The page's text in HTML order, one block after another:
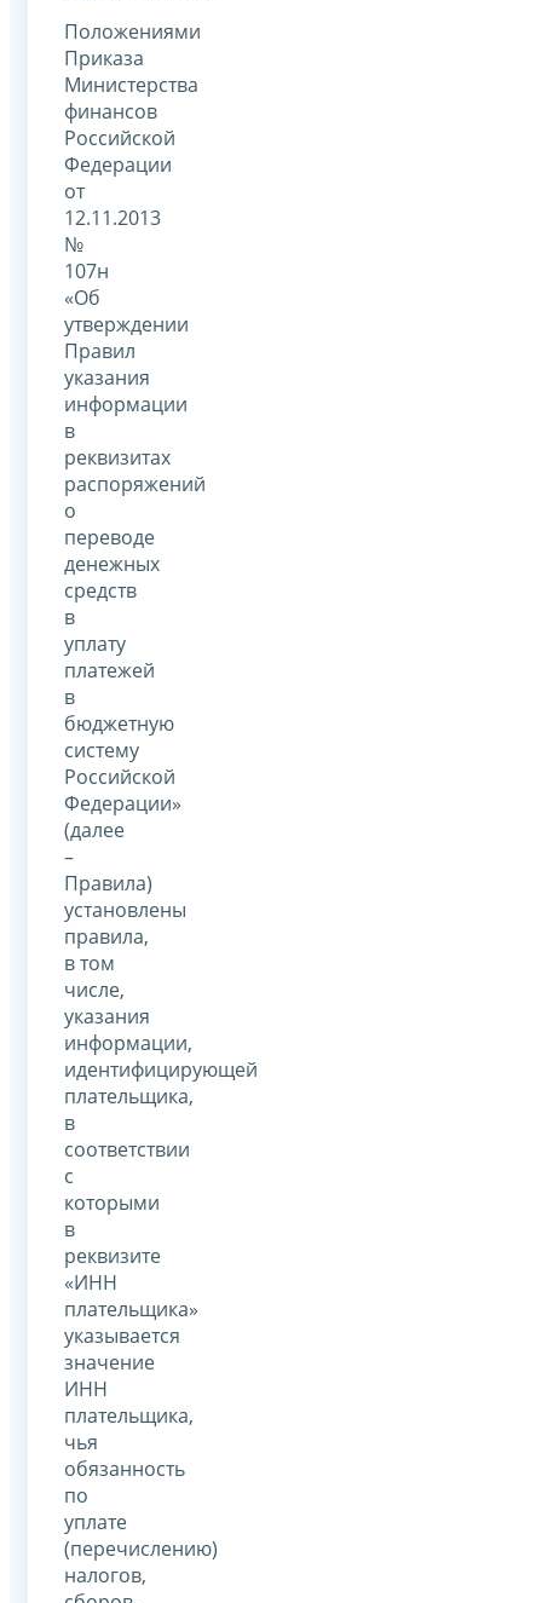
Положениями
Приказа
Министерства
финансов
Российской
Федерации
от
12.11.2013
№
107н
«Об
утверждении
Правил
указания
информации
в
реквизитах
распоряжений
о
переводе
денежных
средств
в
уплату
платежей
в
бюджетную
систему
Российской
Федерации»
(далее
–
Правила)
установлены
правила,
в том
числе,
указания
информации,
идентифицирующей
плательщика,
в
соответствии
с
которыми
в
реквизите
«ИНН
плательщика»
указывается
значение
ИНН
плательщика,
чья
обязанность
по
уплате
(перечислению)
налогов,